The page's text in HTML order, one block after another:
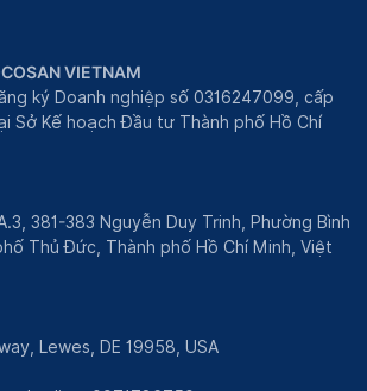
VIETNAM
ký Doanh nghiệp số 0316247099, cấp
Sở Kế hoạch Đầu tư Thành phố Hồ Chí
381-383 Nguyễn Duy Trinh, Phường Bình
Thủ Đức, Thành phố Hồ Chí Minh, Việt
Lewes, DE 19958, USA